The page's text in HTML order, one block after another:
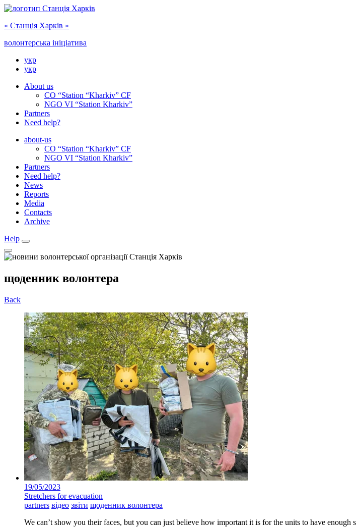
« Cтанція Харків »
волонтерська ініціатива
укр
укр
About us
CO “Station “Kharkiv” CF
NGO VI “Station Kharkiv”
Partners
Need help?
about-us
CO “Station “Kharkiv” CF
NGO VI “Station Kharkiv”
Partners
Need help?
News
Reports
Media
Сontacts
Archive
Help
щоденник волонтера
Back
19/05/2023
Stretchers for evacuation
partners відео звіти щоденник волонтера
We can’t show you their faces, but you can just believe how important it is for the units to have enough